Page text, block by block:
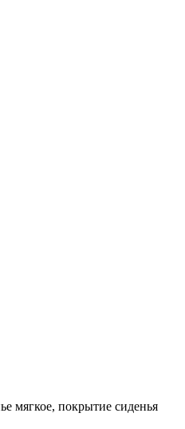
мягкое, покрытие сиденья